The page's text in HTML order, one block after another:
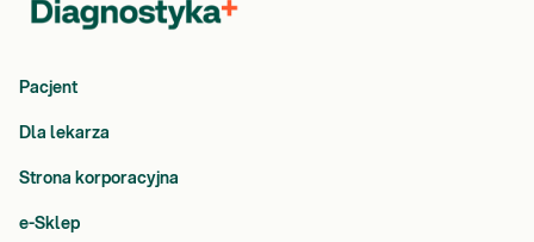
Pacjent
Dla lekarza
Strona korporacyjna
e-Sklep